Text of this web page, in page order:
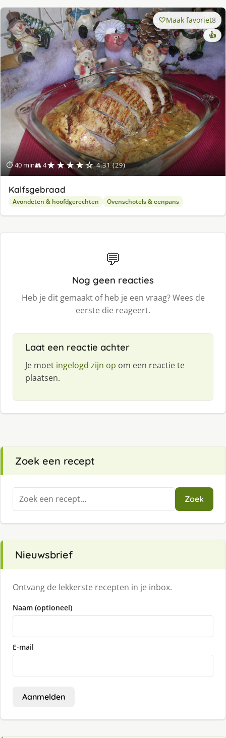
⏱ 40 min👥 4★★★★☆ 4.31 (29)
Maak favoriet8
👍
Kalfsgebraad
Avondeten & hoofdgerechten Ovenschotels & eenpans
💬
Nog geen reacties
Heb je dit gemaakt of heb je een vraag? Wees de
eerste die reageert.
Laat een reactie achter
Je moet ingelogd zijn op om een reactie te
plaatsen.
Zoek een recept
Zoeken
naar:
Zoek
Nieuwsbrief
Ontvang de lekkerste recepten in je inbox.
Naam (optioneel)
E-mail
Aanmelden